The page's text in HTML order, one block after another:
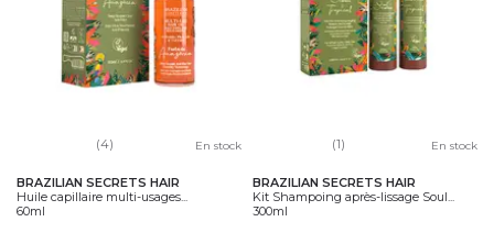
(4) En stock
BRAZILIAN SECRETS HAIR
Huile capillaire multi-usages...
60ml
(1) En stock
BRAZILIAN SECRETS HAIR
Kit Shampoing après-lissage Soul...
300ml